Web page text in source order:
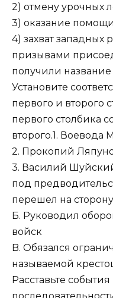
2) отмену урочных
3) оказание
4) захват западных
призывами
получили название
Установите
первого и второго
первого столбика
второго.1.
2. Прокопий
3. Василий
под
перешел на
Б. Руководил
войск
B. Обязался
называемой
Расставьте